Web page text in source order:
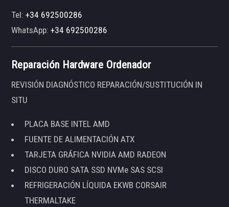
Tel:+34 692500286
WhatsApp:+34 692500286
Reparación Hardware Ordenador
REVISIÓN DIAGNÓSTICO REPARACIÓN/SUSTITUCIÓN IN
SITU
PLACA BASE INTEL AMD
FUENTE DE ALIMENTACIÓN ATX
TARJETA GRÁFICA NVIDIA AMD RADEON
DISCO DURO SATA SSD NVMe SAS SCSI
REFRIGERACIÓN LÍQUIDA EKWB CORSAIR
THERMALTAKE